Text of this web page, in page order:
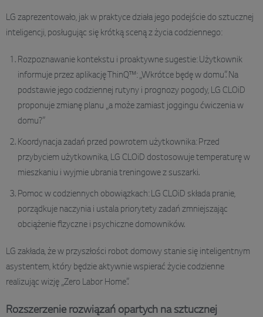
LG zaprezentowało, jak w praktyce działa jego podejście do sztucznej
inteligencji, posługując się krótką sceną z życia codziennego:
Rozpoznawanie kontekstu i proaktywne sugestie: Użytkownik
informuje przez aplikację ThinQ™: „Wkrótce będę w domu”. Na
podstawie jego codziennej rutyny i prognozy pogody, LG CLOiD
proponuje zmianę planu „a może zamiast joggingu ćwiczenia w
domu?”
Koordynacja zadań przed powrotem użytkownika: Przed
przybyciem użytkownika, LG CLOiD dostosowuje temperaturę w
mieszkaniu i wyjmie ubrania treningowe z suszarki.
Pomoc w codziennych obowiązkach: LG CLOiD składa pranie,
porządkuje naczynia i ustala priorytety zadań zmniejszając
obciążenie fizyczne i psychiczne domowników.
LG zakłada, że w przyszłości robot domowy stanie się inteligentnym
asystentem, który będzie aktywnie wspierać życie codzienne
realizując wizję „Zero Labor Home”.
Rozszerzenie rozwiązań opartych na sztucznej